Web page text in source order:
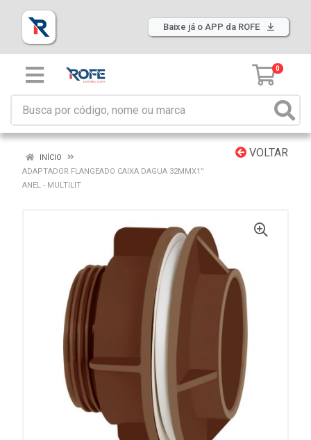
Baixe já o APP da ROFE
0
VOLTAR
INÍCIO
ADAPTADOR FLANGEADO CAIXA DAGUA 32MMX1”
ANEL - MULTILIT